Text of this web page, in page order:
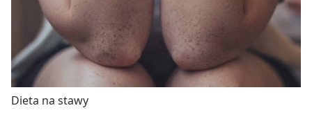
Dieta na stawy